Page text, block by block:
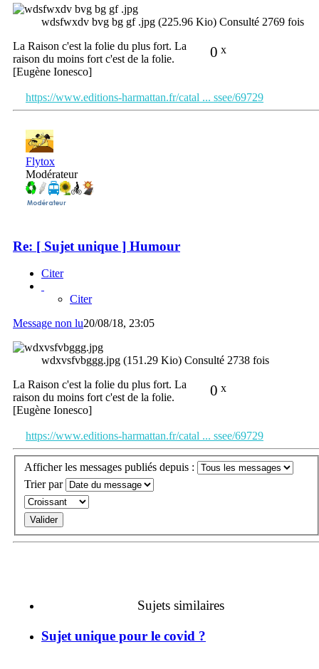
wdsfwxdv bvg bg gf .jpg (225.96 Kio) Consulté 2769 fois
0 x
La Raison c'est la folie du plus fort. La
raison du moins fort c'est de la folie.
[Eugène Ionesco]
https://www.editions-harmattan.fr/catal ... ssee/69729
Flytox
Modérateur
Re: [ Sujet unique ] Humour
Citer
Citer
Message non lu20/08/18, 23:05
wdxvsfvbggg.jpg (151.29 Kio) Consulté 2738 fois
0 x
La Raison c'est la folie du plus fort. La
raison du moins fort c'est de la folie.
[Eugène Ionesco]
https://www.editions-harmattan.fr/catal ... ssee/69729
Afficher les messages publiés depuis :
Trier par
Sujets similaires
Sujet unique pour le covid ?